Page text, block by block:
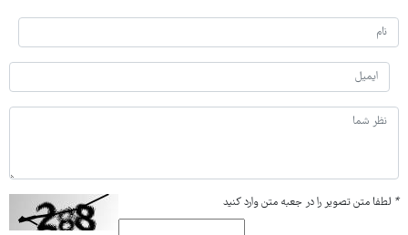
* لطفا متن تصویر را در جعبه متن وارد کنید